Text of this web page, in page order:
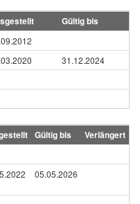
Gültig bis
31.12.2024
Gültig bis Verlängert
05.05.2026